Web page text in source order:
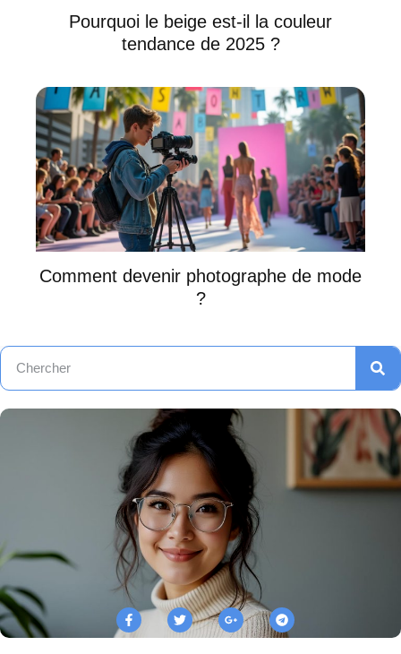
Pourquoi le beige est-il la couleur
tendance de 2025 ?
Comment devenir photographe de mode
?